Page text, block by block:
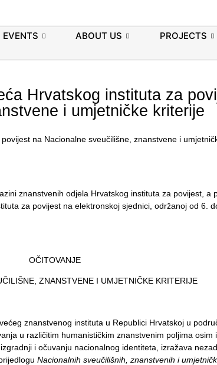
EVENTS ABOUT US PROJECTS
Hrvatskog instituta za
i umjetničke kriterije
na Nacionalne sveučilišne, znanstvene i
znanstvenih odjela Hrvatskog instituta za povijest, a
za povijest na elektronskoj sjednici, održanoj od 6.
OČITOVANJE
ZNANSTVENE I UMJETNIČKE KRITERIJE
znanstvenog instituta u Republici Hrvatskoj u
u različitim humanističkim znanstvenim poljima osim
i očuvanju nacionalnog identiteta, izražava
Nacionalnih sveučilišnih, znanstvenih i